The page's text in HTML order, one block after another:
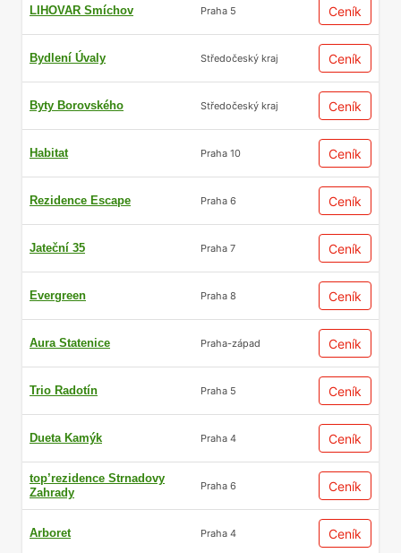
LIHOVAR Smíchov Praha 5 Ceník
Bydlení Úvaly Středočeský kraj Ceník
Byty Borovského Středočeský kraj Ceník
Habitat Praha 10 Ceník
Rezidence Escape Praha 6 Ceník
Jateční 35 Praha 7 Ceník
Evergreen Praha 8 Ceník
Aura Statenice Praha-západ Ceník
Trio Radotín Praha 5 Ceník
Dueta Kamýk Praha 4 Ceník
top’rezidence Strnadovy
Zahrady
Praha 6 Ceník
Arboret Praha 4 Ceník